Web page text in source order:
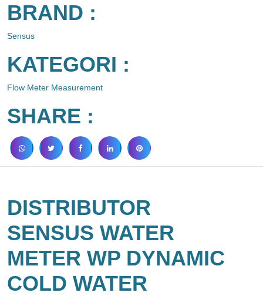
BRAND :
Sensus
KATEGORI :
Flow Meter Measurement
SHARE :
DISTRIBUTOR
SENSUS WATER
METER WP DYNAMIC
COLD WATER